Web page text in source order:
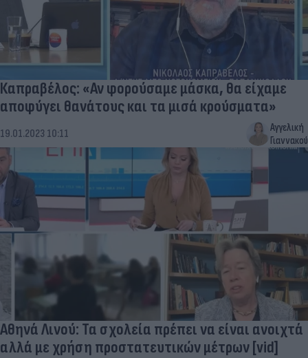
Καπραβέλος: «Αν φορούσαμε μάσκα, θα είχαμε
αποφύγει θανάτους και τα μισά κρούσματα»
19.01.2023 10:11
Αγγελική
Γιαννακού
Αθηνά Λινού: Τα σχολεία πρέπει να είναι ανοιχτά
αλλά με χρήση προστατευτικών μέτρων [vid]